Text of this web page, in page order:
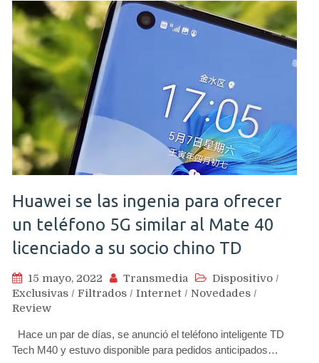
Huawei se las ingenia para ofrecer
un teléfono 5G similar al Mate 40
licenciado a su socio chino TD
15 mayo, 2022 Transmedia Dispositivo /
Exclusivas / Filtrados / Internet / Novedades /
Review
Hace un par de días, se anunció el teléfono inteligente TD
Tech M40 y estuvo disponible para pedidos anticipados…